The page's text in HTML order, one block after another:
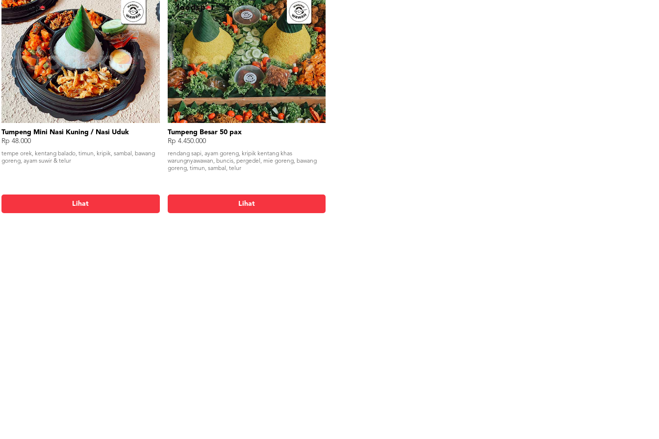
Tumpeng Mini Nasi Kuning / Nasi Uduk
Rp 48.000
tempe orek, kentang balado, timun, kripik, sambal, bawang
goreng, ayam suwir & telur
Lihat
Tumpeng Besar 50 pax
Rp 4.450.000
rendang sapi, ayam goreng, kripik kentang khas
warungnyawawan, buncis, pergedel, mie goreng, bawang
goreng, timun, sambal, telur
Lihat